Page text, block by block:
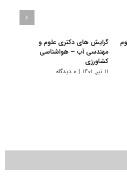
گرایش های دکتری ﻋﻠﻮم و
ﻣﻬﻨﺪسی آب – ﻫﻮاﺷﻨﺎسی
ﻛﺸﺎورزی
۱۱ تیر, ۱۴۰۱ | ۰ دیدگاه